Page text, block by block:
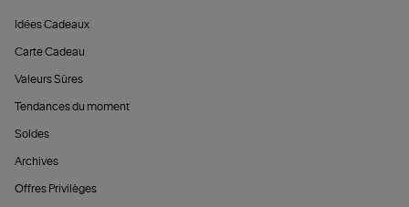
Idées Cadeaux
Carte Cadeau
Valeurs Sûres
Tendances du moment
Soldes
Archives
Offres Privilèges